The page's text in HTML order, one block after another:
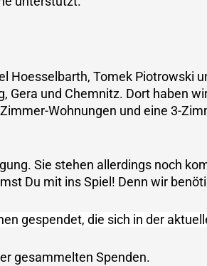
Hoesselbarth, Tomek Piotrowski
und Chemnitz. Dort haben
Wohnungen und eine 3-
Sie stehen allerdings noch
Du mit ins Spiel! Denn wir
gespendet, die sich in der
gesammelten Spenden.